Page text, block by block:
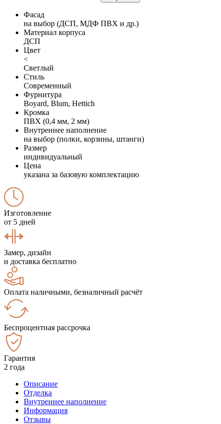
Фасад
на выбор (ДСП, МДФ ПВХ и др.)
Материал корпуса
ДСП
Цвет
<
Светлый
Стиль
Современный
Фурнитура
Boyard, Blum, Hettich
Кромка
ПВХ (0,4 мм, 2 мм)
Внутреннее наполнение
на выбор (полки, корзины, штанги)
Размер
индивидуальный
Цена
указана за базовую комплектацию
Изготовление
от 5 дней
Замер, дизайн
и доставка бесплатно
Оплата наличными, безналичный расчёт
Беспроцентная рассрочка
Гарантия
2 года
Описание
Отделка
Внутреннее наполнение
Информация
Отзывы